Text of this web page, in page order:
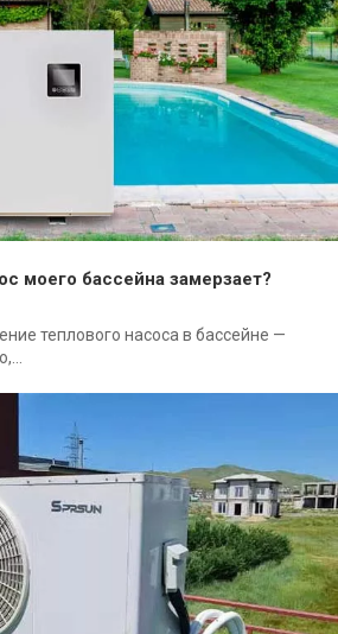
моего бассейна замерзает?
теплового насоса в бассейне —